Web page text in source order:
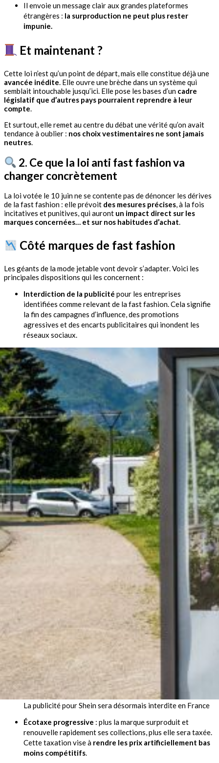
Il envoie un message clair aux grandes plateformes
étrangères : la surproduction ne peut plus rester
impunie.
Et maintenant ?
Cette loi n’est qu’un point de départ, mais elle constitue déjà une
avancée inédite. Elle ouvre une brèche dans un système qui
semblait intouchable jusqu’ici. Elle pose les bases d’un cadre
législatif que d’autres pays pourraient reprendre à leur
compte.
Et surtout, elle remet au centre du débat une vérité qu’on avait
tendance à oublier : nos choix vestimentaires ne sont jamais
neutres.
2. Ce que la loi anti fast fashion va
changer concrètement
La loi votée le 10 juin ne se contente pas de dénoncer les dérives
de la fast fashion : elle prévoit des mesures précises, à la fois
incitatives et punitives, qui auront un impact direct sur les
marques concernées… et sur nos habitudes d’achat.
Côté marques de fast fashion
Les géants de la mode jetable vont devoir s’adapter. Voici les
principales dispositions qui les concernent :
Interdiction de la publicité pour les entreprises
identifiées comme relevant de la fast fashion. Cela signifie
la fin des campagnes d’influence, des promotions
agressives et des encarts publicitaires qui inondent les
réseaux sociaux.
La publicité pour Shein sera désormais interdite en France
Écotaxe progressive : plus la marque surproduit et
renouvelle rapidement ses collections, plus elle sera taxée.
Cette taxation vise à rendre les prix artificiellement bas
moins compétitifs.